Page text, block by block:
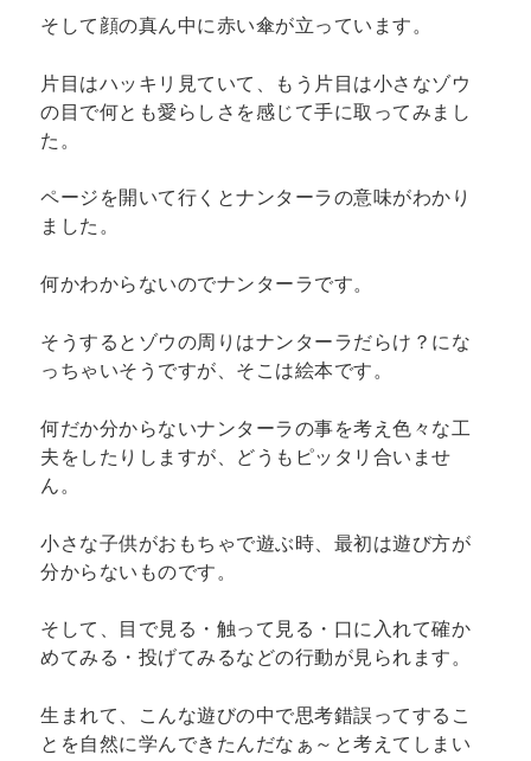
そして顔の真ん中に赤い傘が立っています。
片目はハッキリ見ていて、もう片目は小さなゾウ
の目で何とも愛らしさを感じて手に取ってみまし
た。
ページを開いて行くとナンターラの意味がわかり
ました。
何かわからないのでナンターラです。
そうするとゾウの周りはナンターラだらけ？にな
っちゃいそうですが、そこは絵本です。
何だか分からないナンターラの事を考え色々な工
夫をしたりしますが、どうもピッタリ合いませ
ん。
小さな子供がおもちゃで遊ぶ時、最初は遊び方が
分からないものです。
そして、目で見る・触って見る・口に入れて確か
めてみる・投げてみるなどの行動が見られます。
生まれて、こんな遊びの中で思考錯誤ってするこ
とを自然に学んできたんだなぁ～と考えてしまい